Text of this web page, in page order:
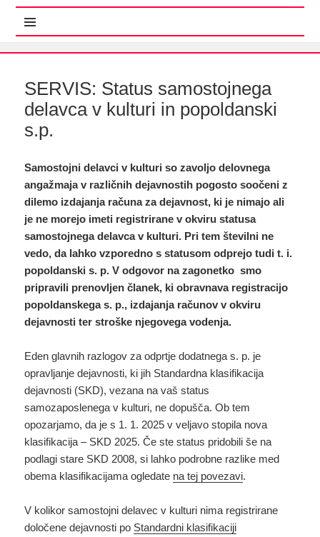
SERVIS: Status samostojnega
delavca v kulturi in popoldanski
s.p.
Samostojni delavci v kulturi so zavoljo delovnega
angažmaja v različnih dejavnostih pogosto soočeni z
dilemo izdajanja računa za dejavnost, ki je nimajo ali
je ne morejo imeti registrirane v okviru statusa
samostojnega delavca v kulturi. Pri tem številni ne
vedo, da lahko vzporedno s statusom odprejo tudi t. i.
popoldanski s. p. V odgovor na zagonetko smo
pripravili prenovljen članek, ki obravnava registracijo
popoldanskega s. p., izdajanja računov v okviru
dejavnosti ter stroške njegovega vodenja.
Eden glavnih razlogov za odprtje dodatnega s. p. je
opravljanje dejavnosti, ki jih Standardna klasifikacija
dejavnosti (SKD), vezana na vaš status
samozaposlenega v kulturi, ne dopušča. Ob tem
opozarjamo, da je s 1. 1. 2025 v veljavo stopila nova
klasifikacija – SKD 2025. Če ste status pridobili še na
podlagi stare SKD 2008, si lahko podrobne razlike med
obema klasifikacijama ogledate na tej povezavi.
V kolikor samostojni delavec v kulturi nima registrirane
določene dejavnosti po Standardni klasifikaciji